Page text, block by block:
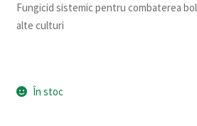
Fungicid sistemic pentru combaterea
alte culturi
În stoc